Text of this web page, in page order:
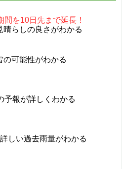
間を10日先まで延長！
晴らしの良さがわかる
の可能性がわかる
予報が詳しくわかる
しい過去雨量がわかる